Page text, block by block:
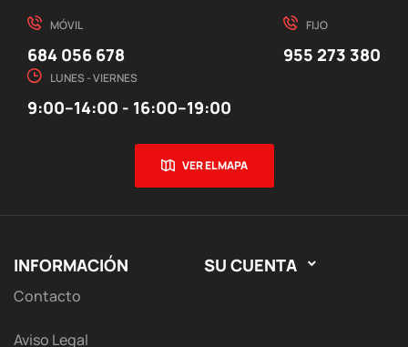
MÓVIL
684 056 678
FIJO
955 273 380
LUNES - VIERNES
9:00–14:00 - 16:00–19:00
VER EL MAPA
INFORMACIÓN
Contacto
Aviso Legal
SU CUENTA 